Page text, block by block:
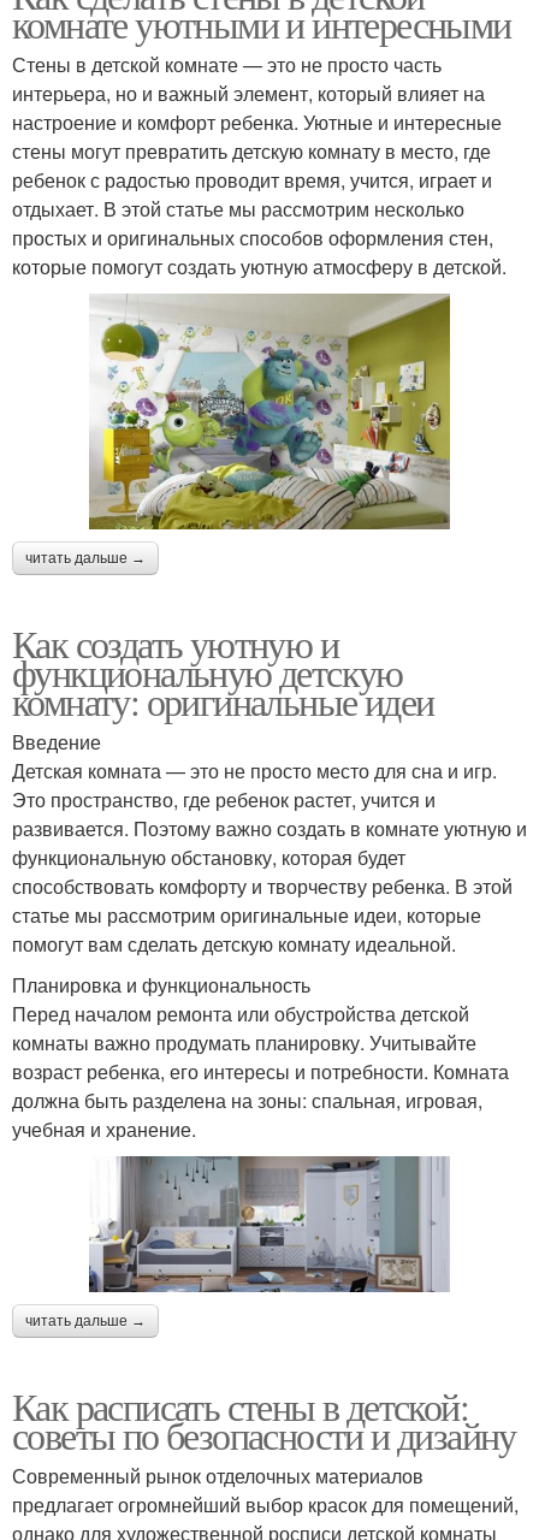
комнате уютными и интересными
Стены в детской комнате — это не просто часть
интерьера, но и важный элемент, который влияет на
настроение и комфорт ребенка. Уютные и интересные
стены могут превратить детскую комнату в место, где
ребенок с радостью проводит время, учится, играет и
отдыхает. В этой статье мы рассмотрим несколько
простых и оригинальных способов оформления стен,
которые помогут создать уютную атмосферу в детской.
читать дальше →
Как создать уютную и
функциональную детскую
комнату: оригинальные идеи
Введение
Детская комната — это не просто место для сна и игр.
Это пространство, где ребенок растет, учится и
развивается. Поэтому важно создать в комнате уютную и
функциональную обстановку, которая будет
способствовать комфорту и творчеству ребенка. В этой
статье мы рассмотрим оригинальные идеи, которые
помогут вам сделать детскую комнату идеальной.
Планировка и функциональность
Перед началом ремонта или обустройства детской
комнаты важно продумать планировку. Учитывайте
возраст ребенка, его интересы и потребности. Комната
должна быть разделена на зоны: спальная, игровая,
учебная и хранение.
читать дальше →
Как расписать стены в детской:
советы по безопасности и дизайну
Современный рынок отделочных материалов
предлагает огромнейший выбор красок для помещений,
однако для художественной росписи детской комнаты